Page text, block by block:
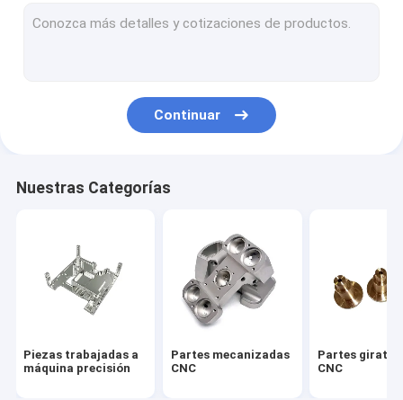
El aluminio a presión vivienda de la fundición
Disipador de calor raspado de la aleta
El sumidero térmico de placas frías
Continuar
Nuestras Categorías
Piezas trabajadas a
máquina precisión
Partes mecanizadas
CNC
Partes
CNC